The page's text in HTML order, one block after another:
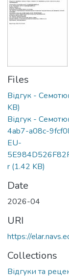
Files
Відгук -
KB)
Відгук -
4ab7-a08c-
EU-
r (1.42 KB)
Date
2026-04
URI
https://
Collections
Відгуки та